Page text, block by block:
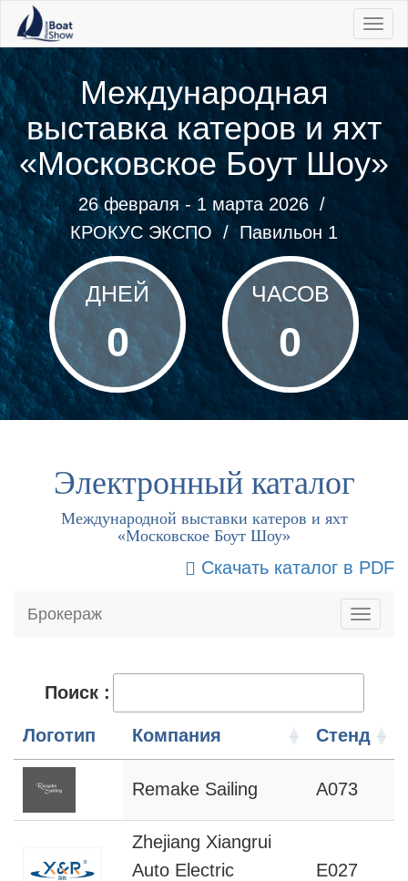
|||
Международная
выставка катеров и яхт
«Московское Боут Шоу»
26 февраля - 1 марта 2026 /
КРОКУС ЭКСПО /Павильон 1
ДНЕЙ
0
ЧАСОВ
0
Электронный каталог
Международной выставки катеров и яхт
«Московское Боут Шоу»
Скачать каталог в PDF
Брокераж
Поиск :
Логотип Компания Стенд
Remake Sailing A073
Zhejiang Xiangrui
Auto Electric
E027